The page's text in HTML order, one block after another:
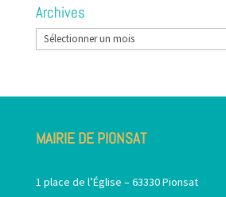
Archives
Archives
MAIRIE DE PIONSAT
1 place de l’Église – 63330 Pionsat